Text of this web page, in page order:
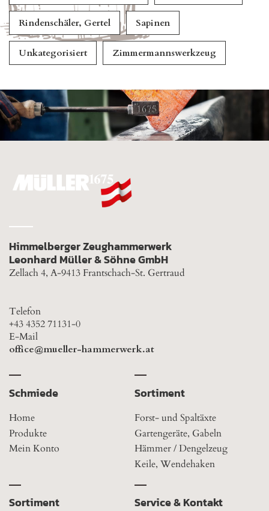
Rindenschäler, Gertel Sapinen
Unkategorisiert Zimmermannswerkzeug
Himmelberger Zeughammerwerk
Leonhard Müller & Söhne GmbH
Zellach 4, A-9413 Frantschach-St. Gertraud
Telefon
+43 4352 71131-0
E-Mail
office@mueller-hammerwerk.at
Schmiede
Home
Produkte
Mein Konto
Sortiment
Forst- und Spaltäxte
Gartengeräte, Gabeln
Hämmer / Dengelzeug
Keile, Wendehaken
Sortiment Service & Kontakt